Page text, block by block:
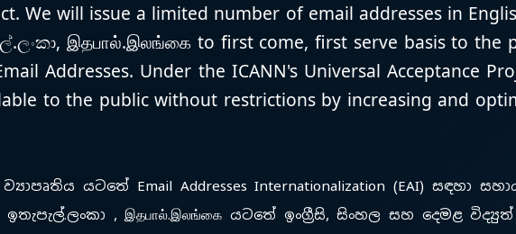
We will issue a limited number of email addresses in
இதபால்.இலங்கை to first come, first serve basis to the
Addresses. Under the ICANN's Universal Acceptance
to the public without restrictions by increasing and
යටතේ Email Addresses Internationalization (EAI) සඳහා
, இதபால்.இலங்கை යටතේ ඉංග්‍රීසි, සිංහල සහ දෙමළ